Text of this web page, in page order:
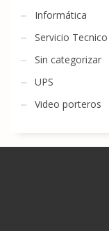
Informática
Servicio Tecnico
Sin categorizar
UPS
Video porteros